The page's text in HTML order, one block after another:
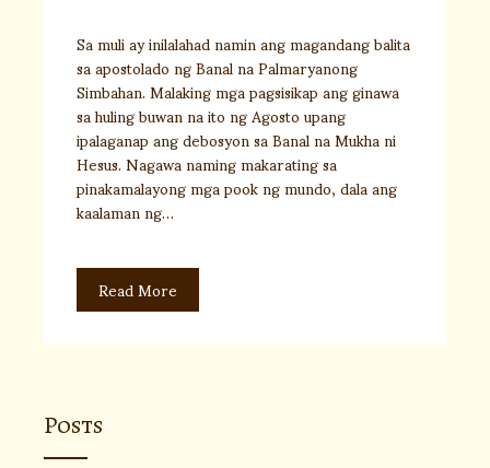
Sa muli ay inilalahad namin ang magandang balita
sa apostolado ng Banal na Palmaryanong
Simbahan. Malaking mga pagsisikap ang ginawa
sa huling buwan na ito ng Agosto upang
ipalaganap ang debosyon sa Banal na Mukha ni
Hesus. Nagawa naming makarating sa
pinakamalayong mga pook ng mundo, dala ang
kaalaman ng…
Read More
Posts